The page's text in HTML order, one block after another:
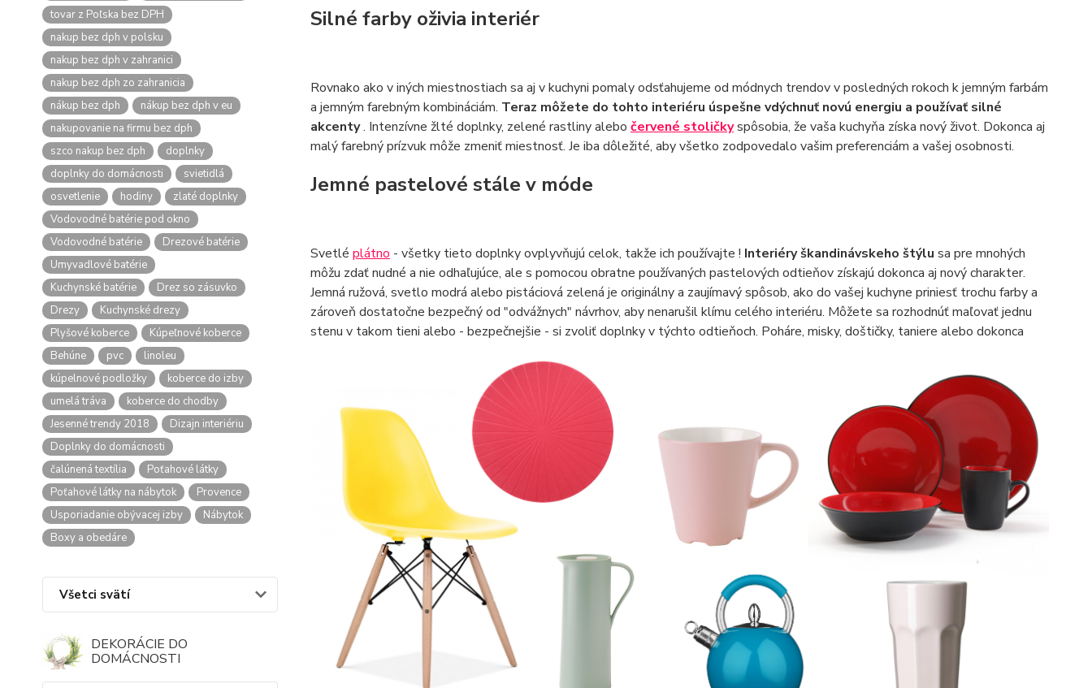
tovar z Poľska bez DPH
nakup bez dph v polsku
nakup bez dph v zahranici
nakup bez dph zo zahranicia
nákup bez dph
nákup bez dph v eu
nakupovanie na firmu bez dph
szco nakup bez dph
doplnky
doplnky do domácnosti
svietidlá
osvetlenie
hodiny
zlaté doplnky
Vodovodné batérie pod okno
Vodovodné batérie
Drezové batérie
Umyvadlové batérie
Kuchynské batérie
Drez so zásuvko
Drezy
Kuchynské drezy
Plyšové koberce
Kúpeľnové koberce
Behúne
pvc
linoleu
kúpelnové podložky
koberce do izby
umelá tráva
koberce do chodby
Jesenné trendy 2018
Dizajn interiériu
Doplnky do domácnosti
čalúnená textília
Poťahové látky
Poťahové látky na nábytok
Provence
Usporiadanie obývacej izby
Nábytok
Boxy a obedáre
Všetci svätí
DEKORÁCIE DO
DOMÁCNOSTI
Silné farby oživia interiér
Rovnako ako v iných miestnostiach sa aj v kuchyni pomaly odsťahujeme od módnych trendov v posledných rokoch k jemným farbám
a jemným farebným kombináciám. Teraz môžete do tohto interiéru úspešne vdýchnuť novú energiu a používať silné
akcenty. Intenzívne žlté doplnky, zelené rastliny alebo červené stoličkyspôsobia, že vaša kuchyňa získa nový život. Dokonca aj
malý farebný prízvuk môže zmeniť miestnosť. Je iba dôležité, aby všetko zodpovedalo vašim preferenciám a vašej osobnosti.
Jemné pastelové stále v móde
Svetlé plátno - všetky tieto doplnky ovplyvňujú celok, takže ich používajte ! Interiéry škandinávskeho štýlu sa pre mnohých
môžu zdať nudné a nie odhaľujúce, ale s pomocou obratne používaných pastelových odtieňov získajú dokonca aj nový charakter.
Jemná ružová, svetlo modrá alebo pistáciová zelená je originálny a zaujímavý spôsob, ako do vašej kuchyne priniesť trochu farby a
zároveň dostatočne bezpečný od "odvážnych" návrhov, aby nenarušil klímu celého interiéru. Môžete sa rozhodnúť maľovať jednu
stenu v takom tieni alebo - bezpečnejšie - si zvoliť doplnky v týchto odtieňoch. Poháre, misky, doštičky, taniere alebo dokonca